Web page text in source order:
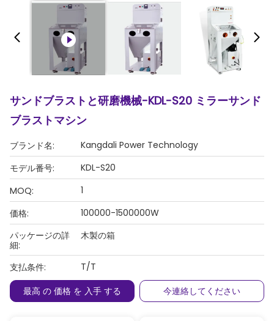
サンドブラストと研磨機械-KDL-S20 ミラーサンド
ブラストマシン
ブランド名:
Kangdali Power Technology
モデル番号:
KDL-S20
MOQ:
1
価格:
100000-1500000W
パッケージの詳
細:
木製の箱
支払条件:
T/T
最高 の 価格 を 入手 する
今連絡してください